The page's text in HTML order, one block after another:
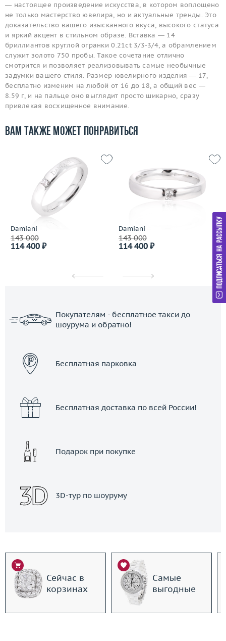
— настоящее произведение искусства, в котором воплощено
не только мастерство ювелира, но и актуальные тренды. Это
доказательство вашего изысканного вкуса, высокого статуса
и яркий акцент в стильном образе. Вставка — 14
бриллиантов круглой огранки 0.21ct 3/3-3/4, а обрамлением
служит золото 750 пробы. Такое сочетание отлично
смотрится и позволяет реализовывать самые необычные
задумки вашего стиля. Размер ювелирного изделия — 17,
бесплатно изменим на любой от 16 до 18, а общий вес —
8.59 г, и на пальце оно выглядит просто шикарно, сразу
привлекая восхищенное внимание.
Вам также может понравиться
Damiani
143 000
114 400 ₽
Damiani
143 000
114 400 ₽
Покупателям - бесплатное такси до
шоурума и обратно!
Бесплатная парковка
Бесплатная доставка по всей России!
Подарок при покупке
3D-тур по шоуруму
Сейчас в
корзинах
Самые
выгодные